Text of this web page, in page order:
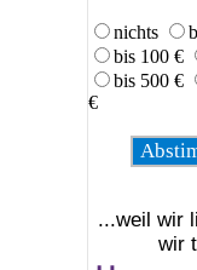
nichts
bis 100 €
bis 500 €
€
...weil wir
wir